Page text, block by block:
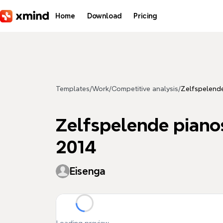
Home Download Pricing
Templates/Work/Competitive analysis/
Zelfspelende
2014
Eisenga